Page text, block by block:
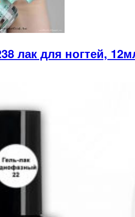
лак для ногтей,